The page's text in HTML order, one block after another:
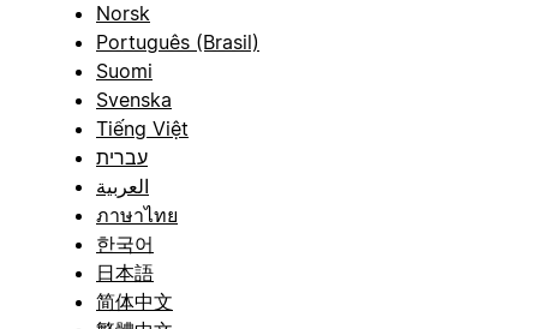
Norsk
Português (Brasil)
Suomi
Svenska
Tiếng Việt
עברית
العربية
ภาษาไทย
한국어
日本語
简体中文